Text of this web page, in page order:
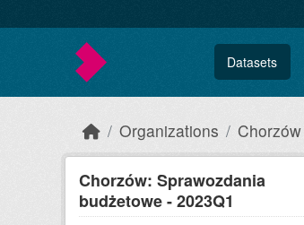
Datasets
Organizations Chorzów
Chorzów: Sprawozdania
budżetowe - 2023Q1